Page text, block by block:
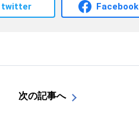
twitter Facebook
次の記事へ